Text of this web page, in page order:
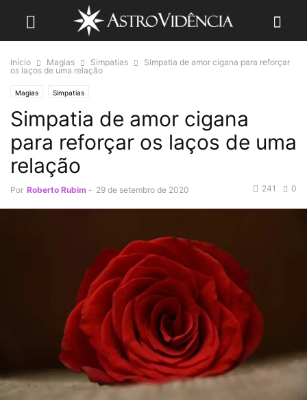
Início Magias Simpatias
Simpatia de amor cigana para reforçar
os laços de uma relação
Magias Simpatias
Simpatia de amor cigana
para reforçar os laços de uma
relação
Por Roberto Rubim - 29 de setembro de 2020 0
241